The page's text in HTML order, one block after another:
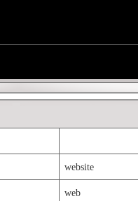
website
web